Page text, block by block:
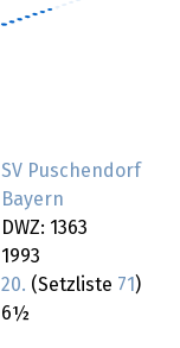
SV Puschendorf
Bayern
DWZ: 1363
1993
20. (Setzliste 71 )
6½